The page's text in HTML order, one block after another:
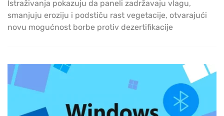
Istraživanja pokazuju da paneli zadržavaju vlagu,
smanjuju eroziju i podstiču rast vegetacije, otvarajući
novu mogućnost borbe protiv dezertifikacije